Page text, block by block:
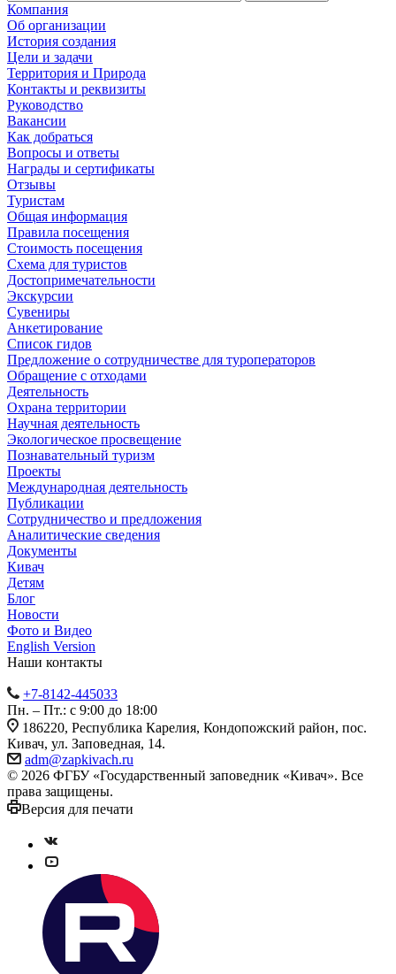
Компания
Об организации
История создания
Цели и задачи
Территория и Природа
Контакты и реквизиты
Руководство
Вакансии
Как добраться
Вопросы и ответы
Награды и сертификаты
Отзывы
Туристам
Общая информация
Правила посещения
Стоимость посещения
Схема для туристов
Достопримечательности
Экскурсии
Сувениры
Анкетирование
Список гидов
Предложение о сотрудничестве для туроператоров
Обращение с отходами
Деятельность
Охрана территории
Научная деятельность
Экологическое просвещение
Познавательный туризм
Проекты
Международная деятельность
Публикации
Сотрудничество и предложения
Аналитические сведения
Документы
Кивач
Детям
Блог
Новости
Фото и Видео
English Version
Наши контакты
+7-8142-445033
Пн. – Пт.: с 9:00 до 18:00
186220, Республика Карелия, Кондопожский район, пос.
Кивач, ул. Заповедная, 14.
adm@zapkivach.ru
© 2026 ФГБУ «Государственный заповедник «Кивач». Все
права защищены.
Версия для печати